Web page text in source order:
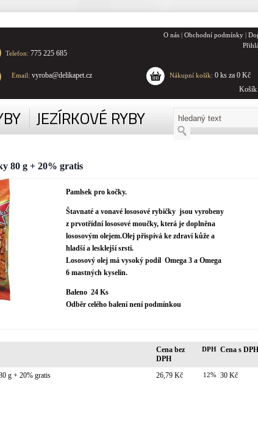
Telefon: 775 225 685
Email: vyroba@delikapet.cz
O nás | Obchodní podmínky |
Nákupní košík: 0 ks za 0 Kč
Košík
JEZÍRKOVÉ RYBY
80 g + 20% gratis
Pamlsek pro kočky.
Štavnaté a vonavé lososové rybičky jsou vyrobeny
z prvotřídní lososové moučky, která je doplněna
lososovým olejem.Olej přispívá ke zdraví kůže a
hladší a lesklejší srsti.
Lososový olej má vysoký podíl Omega 3 a Omega
6 mastných kyselin.
Baleno 24 Ks
Odběr celého balení není podmínkou
Cena bez
DPH
DPH Cena s DPH
g + 20% gratis 26,79 Kč 12% 30 Kč